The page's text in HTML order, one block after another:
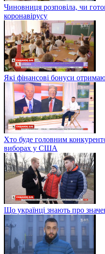
Чиновниця розповіла, чи
коронавірусу
Які фінансові бонуси
Хто буде головним
виборах у США
Що українці знають про